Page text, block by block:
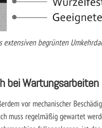
begrünten
bei Wartungsarbeiten
vor mechanischer
muss regelmäßig gewartet